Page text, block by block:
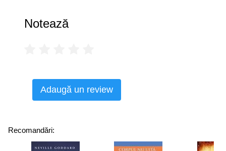
Notează
Adaugă un review
Recomandări: